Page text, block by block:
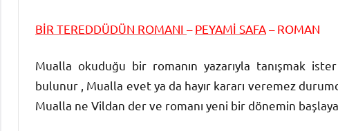
BİR TEREDDÜDÜN ROMANI –PEYAMİ SAFA– ROMAN
Mualla okuduğu bir romanın yazarıyla tanışmak
bulunur , Mualla evet ya da hayır kararı veremez
Mualla ne Vildan der ve romanı yeni bir dönemin